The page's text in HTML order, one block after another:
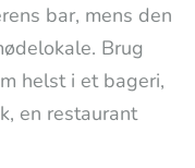
bar, mens den
Brug
helst i et bageri,
en restaurant